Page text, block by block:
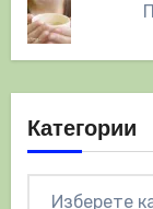
Категории